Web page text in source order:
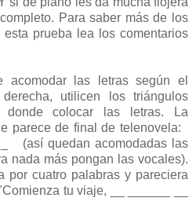
Para saber más de los
prueba lea los comentarios
acomodar las letras según el
utilicen los triángulos
colocar las letras. La
parece de final de telenovela:
(así quedan acomodadas las
nada más pongan las vocales).
por cuatro palabras y pareciera
tu viaje, __ ______ __